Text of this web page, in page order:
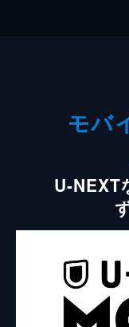
モバ
U-NEXT